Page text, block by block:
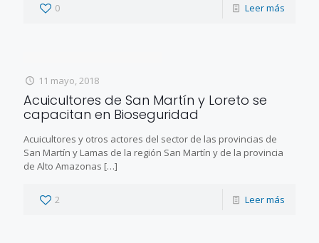
0 Leer más
11 mayo, 2018
Acuicultores de San Martín y Loreto se
capacitan en Bioseguridad
Acuicultores y otros actores del sector de las provincias de
San Martín y Lamas de la región San Martín y de la provincia
de Alto Amazonas […]
2 Leer más